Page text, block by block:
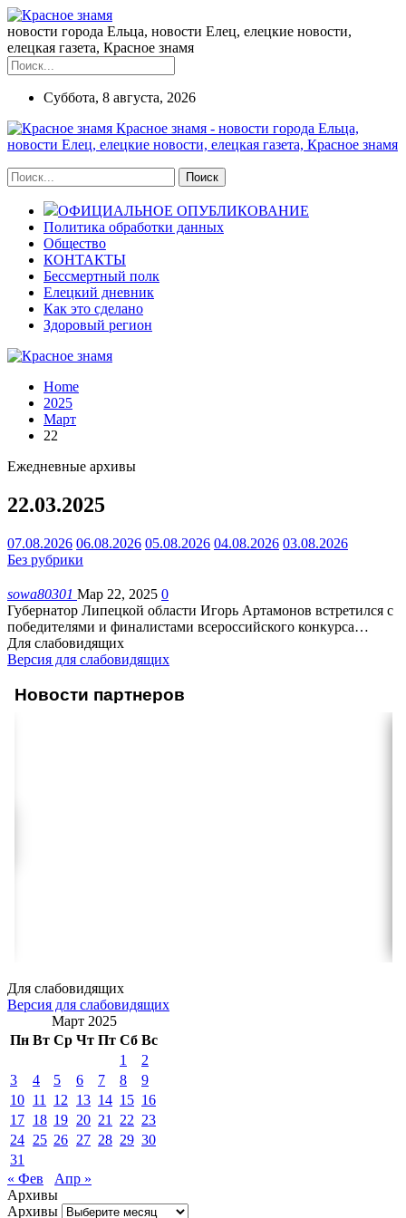
новости города Ельца, новости Елец, елецкие новости,
елецкая газета, Красное знамя
Суббота, 8 августа, 2026
Красное знамя - новости города Ельца,
новости Елец, елецкие новости, елецкая газета, Красное знамя
ОФИЦИАЛЬНОЕ ОПУБЛИКОВАНИЕ
Политика обработки данных
Общество
КОНТАКТЫ
Бессмертный полк
Елецкий дневник
Как это сделано
Здоровый регион
Home
2025
Март
22
Ежедневные архивы
22.03.2025
07.08.2026 06.08.2026 05.08.2026 04.08.2026 03.08.2026
Без рубрики
sowa80301 Мар 22, 2025 0
Губернатор Липецкой области Игорь Артамонов встретился с
победителями и финалистами всероссийского конкурса…
Для слабовидящих
Версия для слабовидящих
Новости партнеров
Для слабовидящих
Версия для слабовидящих
Март 2025
Пн Вт Ср Чт Пт Сб Вс
1
2
3
4 5 6 7 8
9
10 11 12 13 14 15 16
17 18 19 20 21 22 23
24 25 26 27 28 29 30
31
« Фев
Апр »
Архивы
Архивы